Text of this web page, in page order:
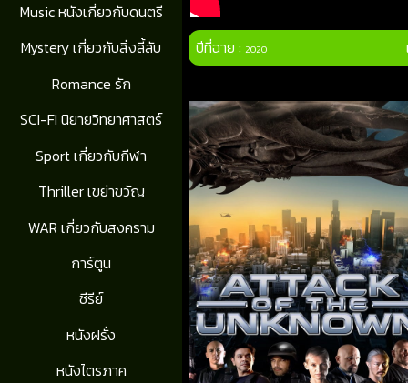
Music หนังเกี่ยวกับดนตรี
Mystery เกี่ยวกับสิ่งลี้ลับ
Romance รัก
SCI-FI นิยายวิทยาศาสตร์
Sport เกี่ยวกับกีฬา
Thriller เขย่าขวัญ
WAR เกี่ยวกับสงคราม
การ์ตูน
ซีรีย์
หนังฝรั่ง
หนังไตรภาค
ปีที่ฉาย :2020